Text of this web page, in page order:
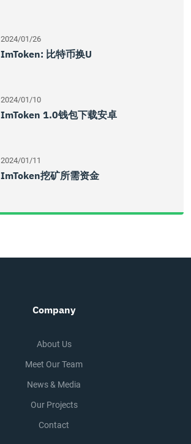
2024/01/26
ImToken: 比特币换U
2024/01/10
ImToken 1.0钱包下载安卓
2024/01/11
ImToken挖矿所需资金
Company
About Us
Meet Our Team
News & Media
Our Projects
Contact